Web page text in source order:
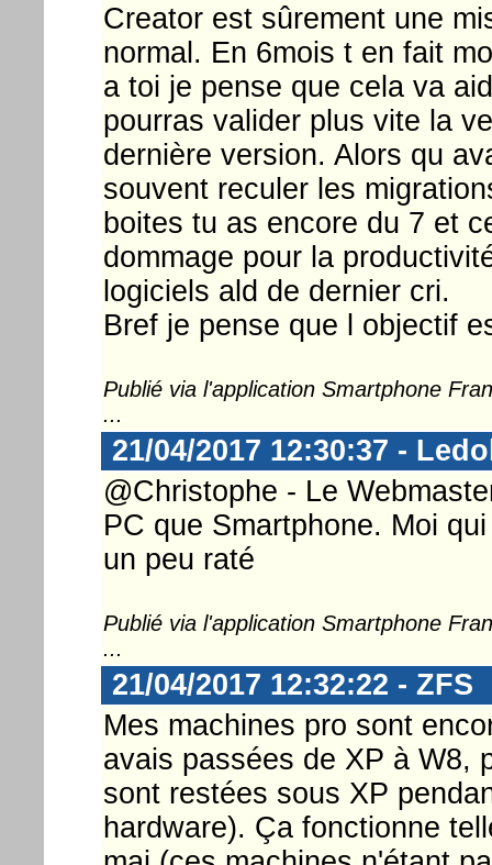
Creator est sûrement une
normal. En 6mois t en fait
a toi je pense que cela va
pourras valider plus vite la
dernière version. Alors qu
souvent reculer les
boites tu as encore du 7 et
dommage pour la
logiciels ald de dernier cri.
Bref je pense que l objectif
Publié via l'application Smartphone
...
21/04/2017 12:30:37 -
@Christophe - Le
PC que Smartphone. Moi
un peu raté
Publié via l'application Smartphone
...
21/04/2017 12:32:22 - ZFS
Mes machines pro sont
avais passées de XP à W8,
sont restées sous XP
hardware). Ça fonctionne